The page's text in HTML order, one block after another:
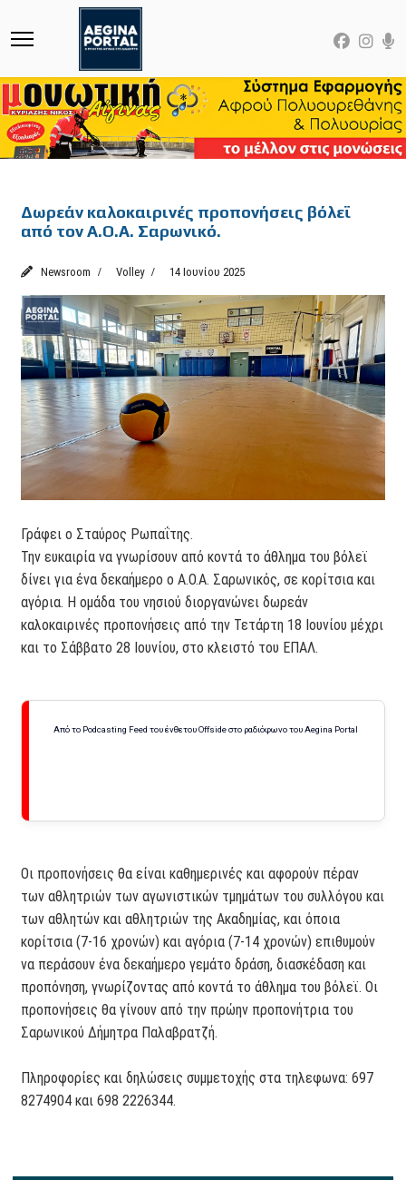
Δωρεάν καλοκαιρινές προπονήσεις βόλεϊ
από τον Α.Ο.Α. Σαρωνικό.
Newsroom Volley 14 Ιουνίου 2025
Γράφει ο Σταύρος Ρωπαΐτης.
Την ευκαιρία να γνωρίσουν από κοντά το άθλημα του βόλεϊ
δίνει για ένα δεκαήμερο ο Α.Ο.Α. Σαρωνικός, σε κορίτσια και
αγόρια. Η ομάδα του νησιού διοργανώνει δωρεάν
καλοκαιρινές προπονήσεις από την Τετάρτη 18 Ιουνίου μέχρι
και το Σάββατο 28 Ιουνίου, στο κλειστό του ΕΠΑΛ.
Από το Podcasting Feed του ένθετου Offside στο ραδιόφωνο του Aegina Portal
Οι προπονήσεις θα είναι καθημερινές και αφορούν πέραν
των αθλητριών των αγωνιστικών τμημάτων του συλλόγου και
των αθλητών και αθλητριών της Ακαδημίας, και όποια
κορίτσια (7-16 χρονών) και αγόρια (7-14 χρονών) επιθυμούν
να περάσουν ένα δεκαήμερο γεμάτο δράση, διασκέδαση και
προπόνηση, γνωρίζοντας από κοντά το άθλημα του βόλεϊ. Οι
προπονήσεις θα γίνουν από την πρώην προπονήτρια του
Σαρωνικού Δήμητρα Παλαβρατζή.
Πληροφορίες και δηλώσεις συμμετοχής στα τηλεφωνα: 697
8274904 και 698 2226344.